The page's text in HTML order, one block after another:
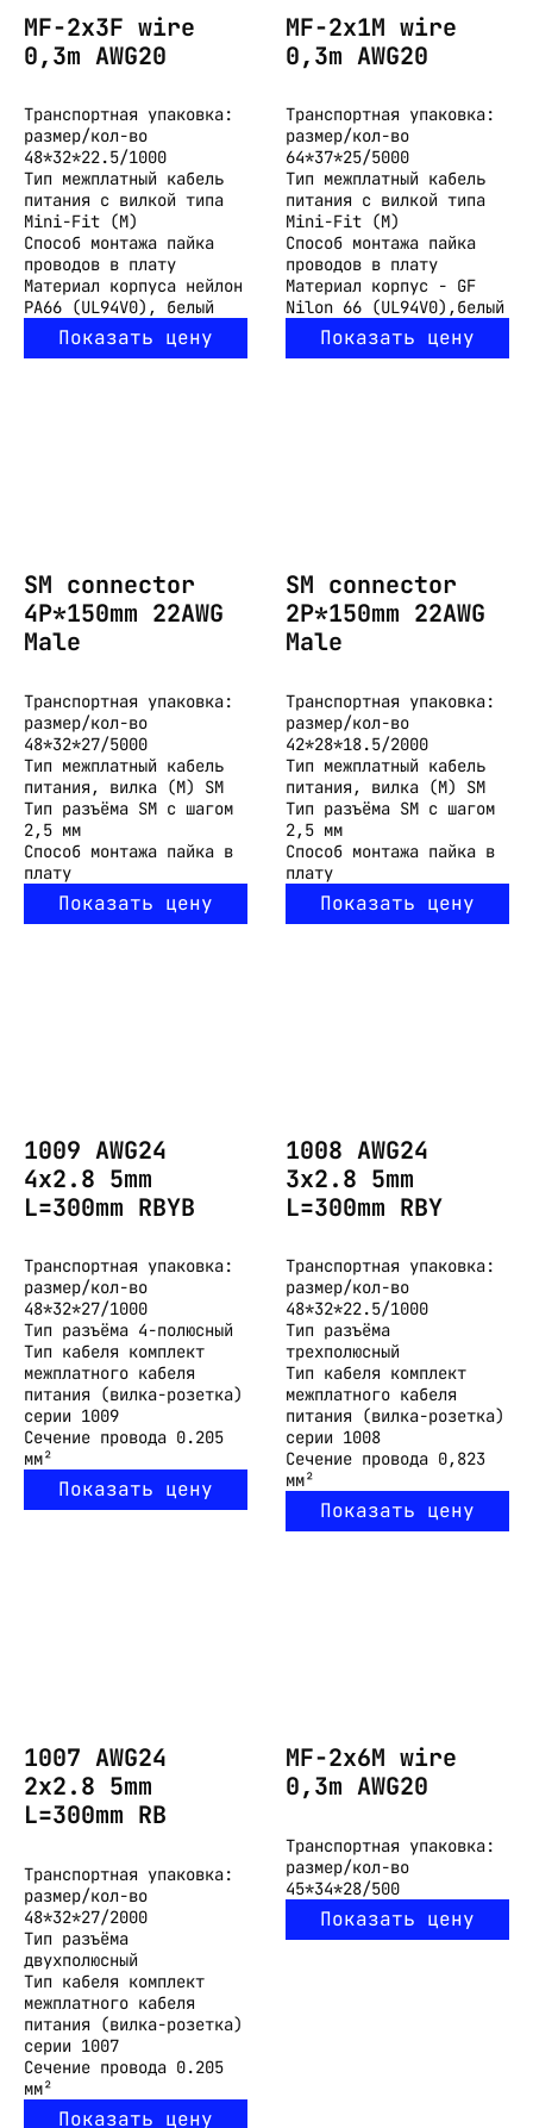
MF-2x3F wire
0,3m AWG20
Транспортная упаковка:
размер/кол-во
48*32*22.5/1000
Тип межплатный кабель
питания с вилкой типа
Mini-Fit (M)
Способ монтажа пайка
проводов в плату
Материал корпуса нейлон
PA66 (UL94V0), белый
Показать цену
MF-2x1M wire
0,3m AWG20
Транспортная упаковка:
размер/кол-во
64*37*25/5000
Тип межплатный кабель
питания с вилкой типа
Mini-Fit (M)
Способ монтажа пайка
проводов в плату
Материал корпус - GF
Nilon 66 (UL94V0),белый
Показать цену
SM connector
4P*150mm 22AWG
Male
Транспортная упаковка:
размер/кол-во
48*32*27/5000
Тип межплатный кабель
питания, вилка (M) SM
Тип разъёма SM с шагом
2,5 мм
Способ монтажа пайка в
плату
Показать цену
SM connector
2P*150mm 22AWG
Male
Транспортная упаковка:
размер/кол-во
42*28*18.5/2000
Тип межплатный кабель
питания, вилка (M) SM
Тип разъёма SM с шагом
2,5 мм
Способ монтажа пайка в
плату
Показать цену
1009 AWG24
4x2.8 5mm
L=300mm RBYB
Транспортная упаковка:
размер/кол-во
48*32*27/1000
Тип разъёма 4-полюсный
Тип кабеля комплект
межплатного кабеля
питания (вилка-розетка)
серии 1009
Сечение провода 0.205
мм²
Показать цену
1008 AWG24
3x2.8 5mm
L=300mm RBY
Транспортная упаковка:
размер/кол-во
48*32*22.5/1000
Тип разъёма
трехполюсный
Тип кабеля комплект
межплатного кабеля
питания (вилка-розетка)
серии 1008
Сечение провода 0,823
мм²
Показать цену
1007 AWG24
2x2.8 5mm
L=300mm RB
Транспортная упаковка:
размер/кол-во
48*32*27/2000
Тип разъёма
двухполюсный
Тип кабеля комплект
межплатного кабеля
питания (вилка-розетка)
серии 1007
Сечение провода 0.205
мм²
Показать цену
MF-2x6M wire
0,3m AWG20
Транспортная упаковка:
размер/кол-во
45*34*28/500
Показать цену